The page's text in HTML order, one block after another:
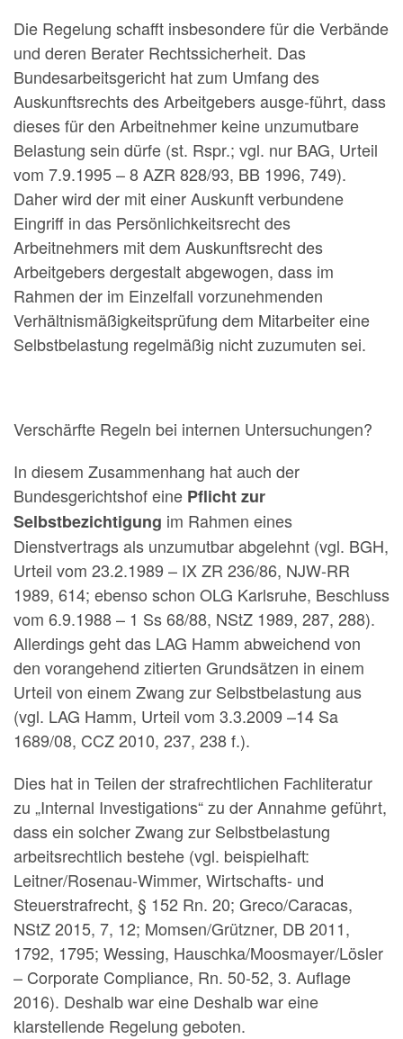
Die Regelung schafft insbesondere für die Verbände
und deren Berater Rechtssicherheit. Das
Bundesarbeitsgericht hat zum Umfang des
Auskunftsrechts des Arbeitgebers ausge-führt, dass
dieses für den Arbeitnehmer keine unzumutbare
Belastung sein dürfe (st. Rspr.; vgl. nur BAG, Urteil
vom 7.9.1995 – 8 AZR 828/93, BB 1996, 749).
Daher wird der mit einer Auskunft verbundene
Eingriff in das Persönlichkeitsrecht des
Arbeitnehmers mit dem Auskunftsrecht des
Arbeitgebers dergestalt abgewogen, dass im
Rahmen der im Einzelfall vorzunehmenden
Verhältnismäßigkeitsprüfung dem Mitarbeiter eine
Selbstbelastung regelmäßig nicht zuzumuten sei.
Verschärfte Regeln bei internen Untersuchungen?
In diesem Zusammenhang hat auch der
Bundesgerichtshof eine Pflicht zur
Selbstbezichtigung im Rahmen eines
Dienstvertrags als unzumutbar abgelehnt (vgl. BGH,
Urteil vom 23.2.1989 – IX ZR 236/86, NJW-RR
1989, 614; ebenso schon OLG Karlsruhe, Beschluss
vom 6.9.1988 – 1 Ss 68/88, NStZ 1989, 287, 288).
Allerdings geht das LAG Hamm abweichend von
den vorangehend zitierten Grundsätzen in einem
Urteil von einem Zwang zur Selbstbelastung aus
(vgl. LAG Hamm, Urteil vom 3.3.2009 –14 Sa
1689/08, CCZ 2010, 237, 238 f.).
Dies hat in Teilen der strafrechtlichen Fachliteratur
zu „Internal Investigations“ zu der Annahme geführt,
dass ein solcher Zwang zur Selbstbelastung
arbeitsrechtlich bestehe (vgl. beispielhaft:
Leitner/Rosenau-Wimmer, Wirtschafts- und
Steuerstrafrecht, § 152 Rn. 20; Greco/Caracas,
NStZ 2015, 7, 12; Momsen/Grützner, DB 2011,
1792, 1795; Wessing, Hauschka/Moosmayer/Lösler
– Corporate Compliance, Rn. 50-52, 3. Auflage
2016). Deshalb war eine Deshalb war eine
klarstellende Regelung geboten.